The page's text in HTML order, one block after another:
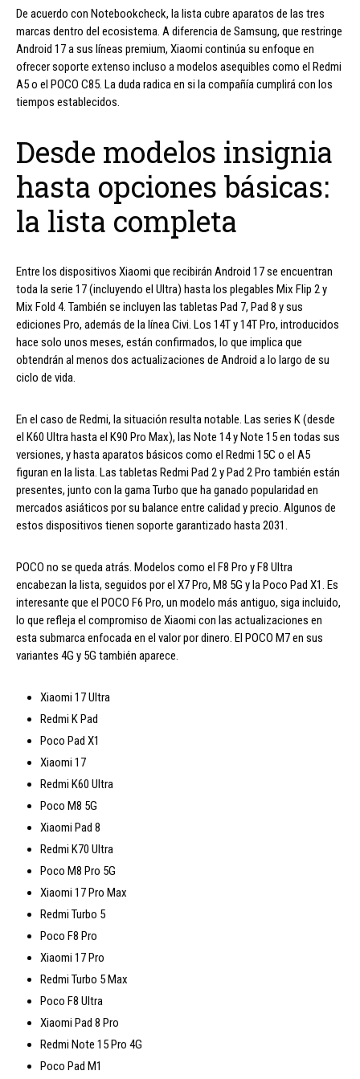
De acuerdo con Notebookcheck, la lista cubre aparatos de las tres
marcas dentro del ecosistema. A diferencia de Samsung, que restringe
Android 17 a sus líneas premium, Xiaomi continúa su enfoque en
ofrecer soporte extenso incluso a modelos asequibles como el Redmi
A5 o el POCO C85. La duda radica en si la compañía cumplirá con los
tiempos establecidos.
Desde modelos insignia
hasta opciones básicas:
la lista completa
Entre los dispositivos Xiaomi que recibirán Android 17 se encuentran
toda la serie 17 (incluyendo el Ultra) hasta los plegables Mix Flip 2 y
Mix Fold 4. También se incluyen las tabletas Pad 7, Pad 8 y sus
ediciones Pro, además de la línea Civi. Los 14T y 14T Pro, introducidos
hace solo unos meses, están confirmados, lo que implica que
obtendrán al menos dos actualizaciones de Android a lo largo de su
ciclo de vida.
En el caso de Redmi, la situación resulta notable. Las series K (desde
el K60 Ultra hasta el K90 Pro Max), las Note 14 y Note 15 en todas sus
versiones, y hasta aparatos básicos como el Redmi 15C o el A5
figuran en la lista. Las tabletas Redmi Pad 2 y Pad 2 Pro también están
presentes, junto con la gama Turbo que ha ganado popularidad en
mercados asiáticos por su balance entre calidad y precio. Algunos de
estos dispositivos tienen soporte garantizado hasta 2031.
POCO no se queda atrás. Modelos como el F8 Pro y F8 Ultra
encabezan la lista, seguidos por el X7 Pro, M8 5G y la Poco Pad X1. Es
interesante que el POCO F6 Pro, un modelo más antiguo, siga incluido,
lo que refleja el compromiso de Xiaomi con las actualizaciones en
esta submarca enfocada en el valor por dinero. El POCO M7 en sus
variantes 4G y 5G también aparece.
Xiaomi 17 Ultra
Redmi K Pad
Poco Pad X1
Xiaomi 17
Redmi K60 Ultra
Poco M8 5G
Xiaomi Pad 8
Redmi K70 Ultra
Poco M8 Pro 5G
Xiaomi 17 Pro Max
Redmi Turbo 5
Poco F8 Pro
Xiaomi 17 Pro
Redmi Turbo 5 Max
Poco F8 Ultra
Xiaomi Pad 8 Pro
Redmi Note 15 Pro 4G
Poco Pad M1